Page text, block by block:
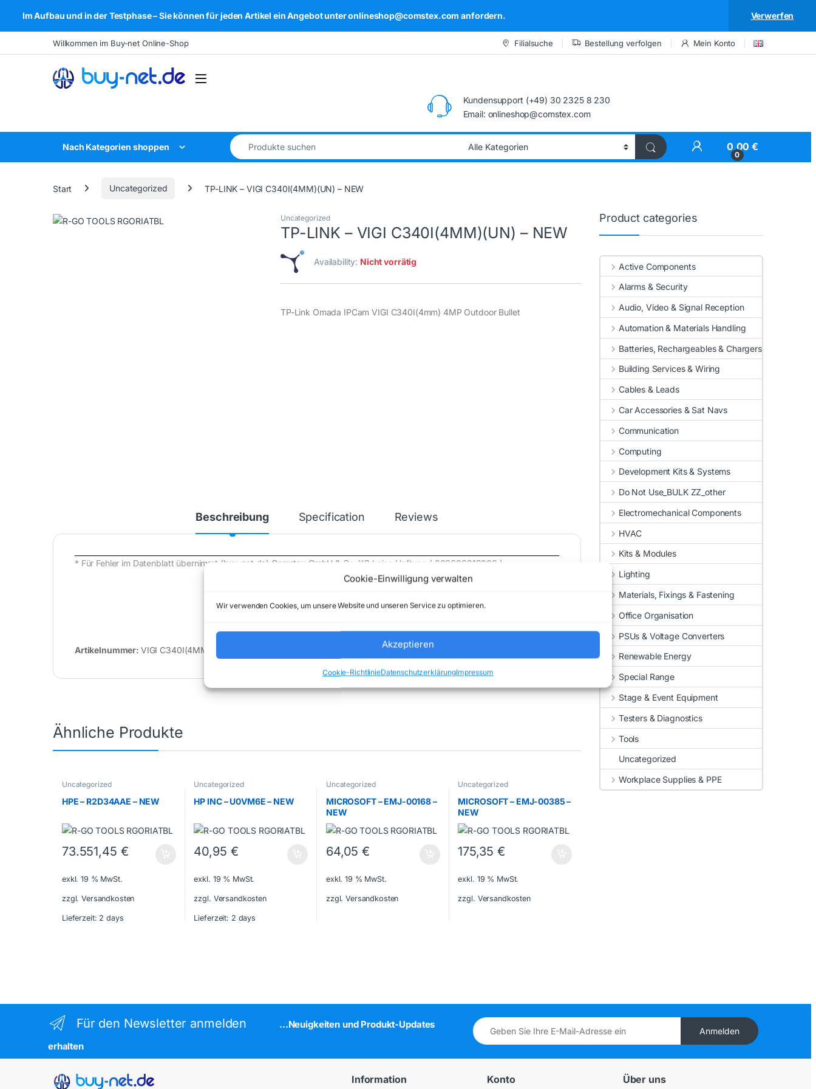
Cookie-Einwilligung verwalten
Wir verwenden Cookies, um unsere Website und unseren Service zu optimieren.
Akzeptieren
Cookie-RichtlinieDatenschutzerklärungImpressum
Im Aufbau und in der Testphase – Sie können für jeden Artikel ein Angebot unter onlineshop@comstex.com anfordern. Verwerfen
Skip to navigation
Skip to contentWillkommen im Buy-net Online-Shop Filialsuche Bestellung verfolgen Mein Konto
Open
Kundensupport (+49) 30 2325 8 230
Email: onlineshop@comstex.com
Nach Kategorien shoppen
Search for:
My Account
0
0,00€
Start Uncategorized TP-LINK – VIGI C340I(4MM)(UN) – NEW
Uncategorized
TP-LINK – VIGI C340I(4MM)(UN) – NEW
Availability: Nicht vorrätig
TP-Link Omada IPCam VIGI C340I(4mm) 4MP Outdoor Bullet
Beschreibung Specification Reviews
* Für Fehler im Datenblatt übernimmt (buy-net.de) Comstex GmbH & Co. KG keine Haftung ( 202606212000 )
Artikelnummer: VIGI C340I(4MM)(UN) Marke:TP-LINK
Ähnliche Produkte
Uncategorized
HPE – R2D34AAE – NEW
73.551,45 €
exkl. 19 % MwSt.
zzgl. Versandkosten
Lieferzeit: 2 days
Uncategorized
HP INC – U0VM6E – NEW
40,95 €
exkl. 19 % MwSt.
zzgl. Versandkosten
Lieferzeit: 2 days
Uncategorized
MICROSOFT – EMJ-00168 –
NEW
64,05€
exkl. 19 % MwSt.
zzgl. Versandkosten
Uncategorized
MICROSOFT – EMJ-00385 –
NEW
175,35 €
exkl. 19 % MwSt.
zzgl. Versandkosten
Product categories
Active Components
Alarms & Security
Audio, Video & Signal Reception
Automation & Materials Handling
Batteries, Rechargeables & Chargers
Building Services & Wiring
Cables & Leads
Car Accessories & Sat Navs
Communication
Computing
Development Kits & Systems
Do Not Use_BULK ZZ_other
Electromechanical Components
HVAC
Kits & Modules
Lighting
Materials, Fixings & Fastening
Office Organisation
PSUs & Voltage Converters
Renewable Energy
Special Range
Stage & Event Equipment
Testers & Diagnostics
Tools
Uncategorized
Workplace Supplies & PPE
Für den Newsletter anmelden
...Neuigkeiten und Produkt-Updates
erhalten
Anmelden
Information Konto Über uns